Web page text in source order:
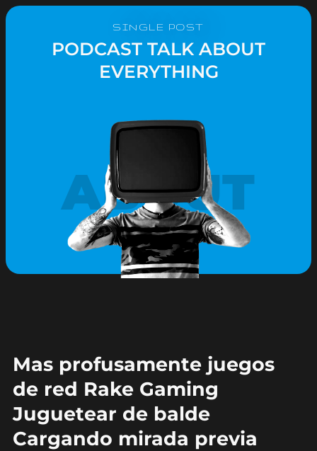
SINGLE POST
PODCAST TALK ABOUT
EVERYTHING
ABOUT
Mas profusamente juegos
de red Rake Gaming
Juguetear de balde
Cargando mirada previa